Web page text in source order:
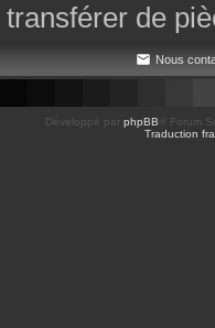
transférer de
Nous
Développé par phpBB ® Forum
Traduction